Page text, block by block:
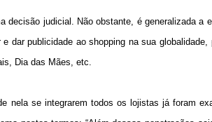
decisão judicial. Não obstante, é generalizada a
dar publicidade ao shopping na sua
Dia das Mães, etc.
nela se integrarem todos os lojistas já foram